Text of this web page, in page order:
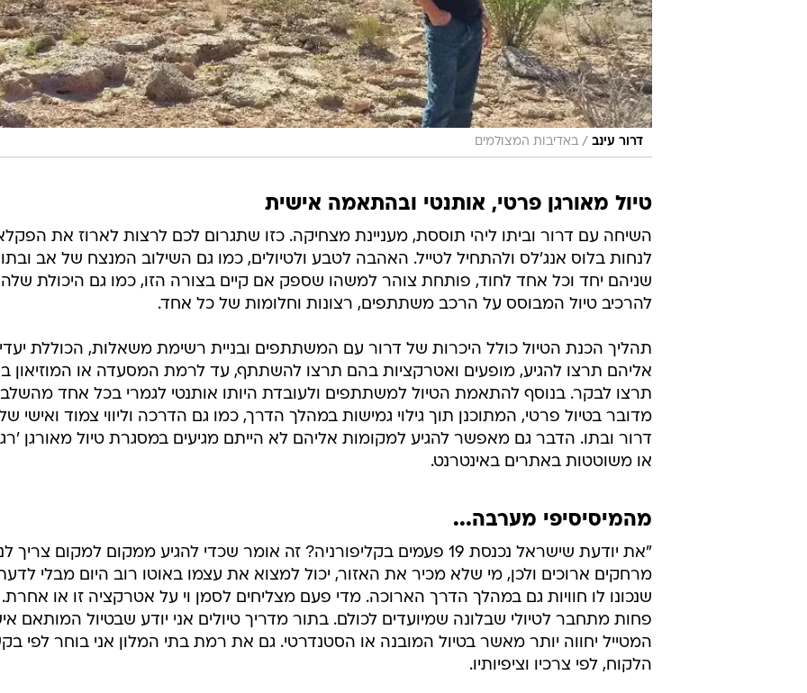
דרור עינב / באדיבות המצולמים
טיול מאורגן פרטי, אותנטי ובהתאמה אישית
השיחה עם דרור וביתו ליהי תוססת, מעניינת מצחיקה. כזו שתגרום לכם לרצות לארוז את
לנחות בלוס אנג'לס ולהתחיל לטייל. האהבה לטבע ולטיולים, כמו גם השילוב המנצח של אב ובתו
שניהם יחד וכל אחד לחוד, פותחת צוהר למשהו שספק אם קיים בצורה הזו, כמו גם היכולת
להרכיב טיול המבוסס על הרכב משתתפים, רצונות וחלומות של כל אחד.
תהליך הכנת הטיול כולל היכרות של דרור עם המשתתפים ובניית רשימת משאלות, הכוללת
אליהם תרצו להגיע, מופעים ואטרקציות בהם תרצו להשתתף, עד לרמת המסעדה או המוזיאון
תרצו לבקר. בנוסף להתאמת הטיול למשתתפים ולעובדת היותו אותנטי לגמרי בכל אחד
מדובר בטיול פרטי, המתוכנן תוך גילוי גמישות במהלך הדרך, כמו גם הדרכה וליווי צמוד ואישי
דרור ובתו. הדבר גם מאפשר להגיע למקומות אליהם לא הייתם מגיעים במסגרת טיול מאורגן
או משוטטות באתרים באינטרנט.
מהמיסיסיפי מערבה...
"את יודעת שישראל נכנסת 19 פעמים בקליפורניה? זה אומר שכדי להגיע ממקום למקום צריך
מרחקים ארוכים ולכן, מי שלא מכיר את האזור, יכול למצוא את עצמו באוטו רוב היום מבלי
שנכונו לו חוויות גם במהלך הדרך הארוכה. מדי פעם מצליחים לסמן וי על אטרקציה זו או אחרת.
פחות מתחבר לטיולי שבלונה שמיועדים לכולם. בתור מדריך טיולים אני יודע שבטיול המותאם
המטייל יחווה יותר מאשר בטיול המובנה או הסטנדרטי. גם את רמת בתי המלון אני בוחר לפי
הלקוח, לפי צרכיו וציפיותיו.